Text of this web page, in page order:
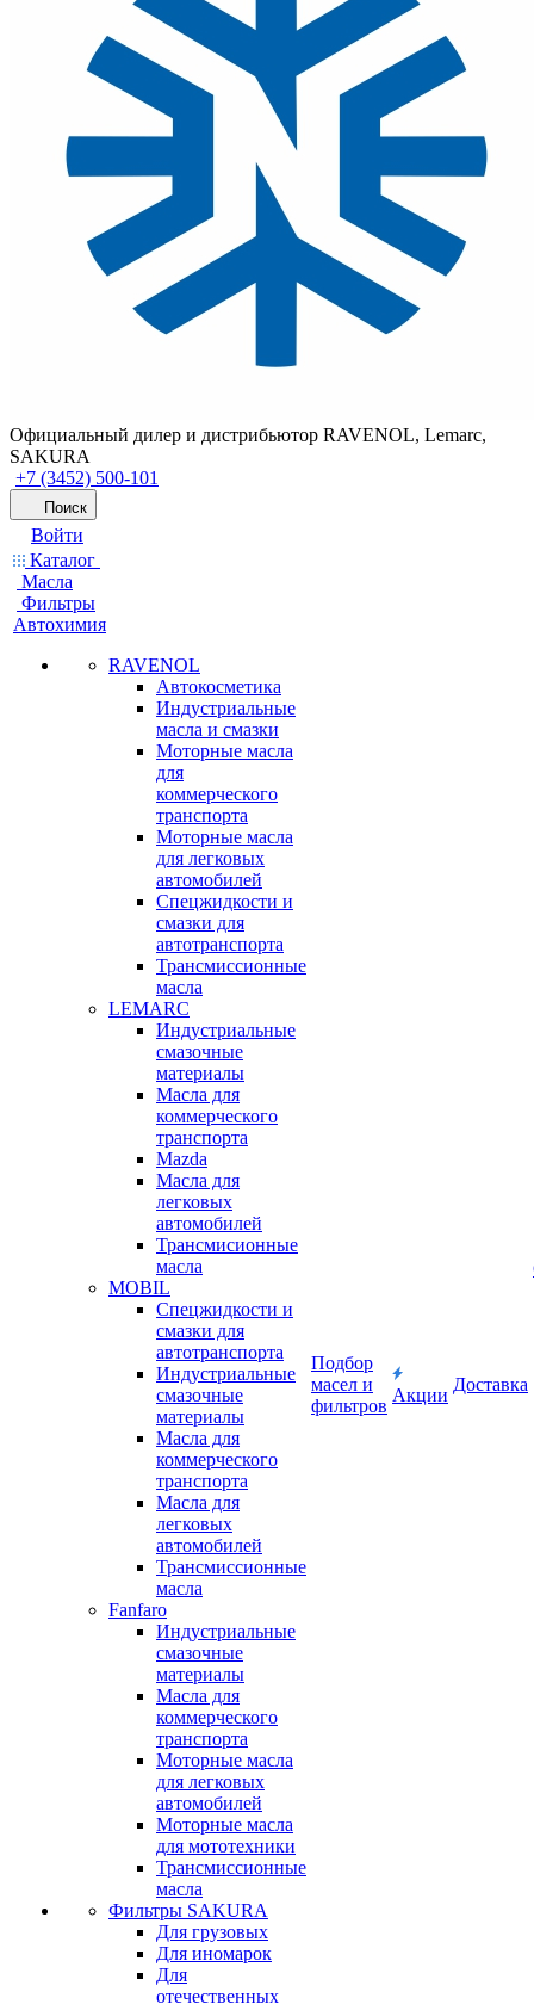
Официальный дилер и дистрибьютор RAVENOL, Lemarc,
SAKURA
+7 (3452) 500-101
Поиск
Войти
Каталог
Масла
Фильтры
Автохимия
RAVENOL
Автокосметика
Индустриальные
масла и смазки
Моторные масла
для
коммерческого
транспорта
Моторные масла
для легковых
автомобилей
Спецжидкости и
смазки для
автотранспорта
Трансмиссионные
масла
LEMARC
Индустриальные
смазочные
материалы
Масла для
коммерческого
транспорта
Mazda
Масла для
легковых
автомобилей
Трансмисионные
масла
MOBIL
Cпецжидкости и
смазки для
автотранспорта
Индустриальные
смазочные
материалы
Масла для
коммерческого
транспорта
Масла для
легковых
автомобилей
Трансмиссионные
масла
Fanfaro
Индустриальные
смазочные
материалы
Масла для
коммерческого
транспорта
Моторные масла
для легковых
автомобилей
Моторные масла
для мототехники
Трансмиссионные
масла
Фильтры SAKURA
Для грузовых
Для иномарок
Для
отечественных
Подбор
масел и
фильтров
Акции
Доставка